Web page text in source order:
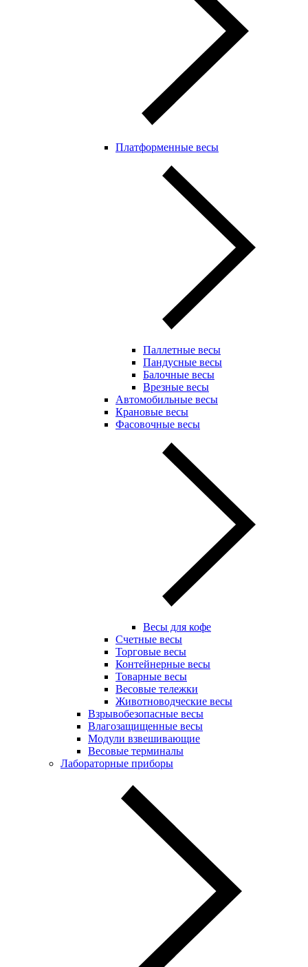
Платформенные весы
Паллетные весы
Пандусные весы
Балочные весы
Врезные весы
Автомобильные весы
Крановые весы
Фасовочные весы
Весы для кофе
Счетные весы
Торговые весы
Контейнерные весы
Товарные весы
Весовые тележки
Животноводческие весы
Взрывобезопасные весы
Влагозащищенные весы
Модули взвешивающие
Весовые терминалы
Лабораторные приборы